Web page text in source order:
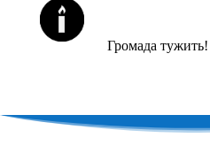
Громада тужить!